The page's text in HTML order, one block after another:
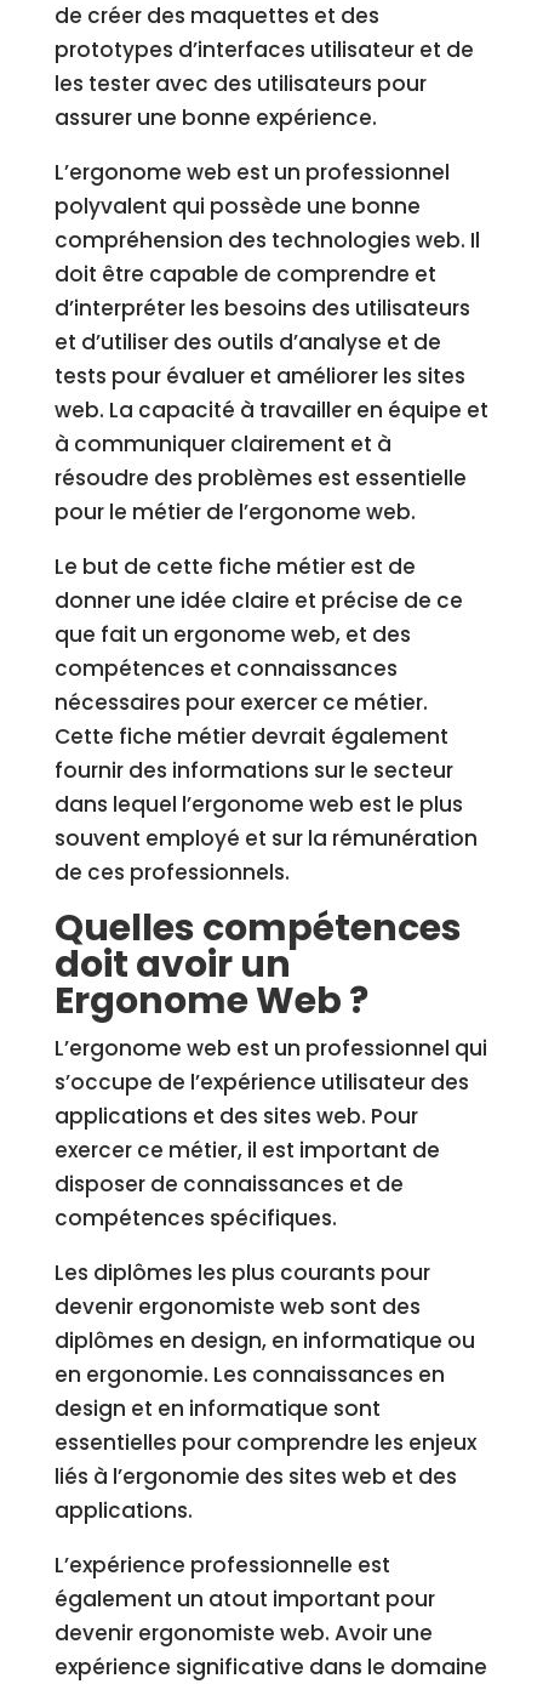
de créer des maquettes et des
prototypes d’interfaces utilisateur et de
les tester avec des utilisateurs pour
assurer une bonne expérience.
L’ergonome web est un professionnel
polyvalent qui possède une bonne
compréhension des technologies web. Il
doit être capable de comprendre et
d’interpréter les besoins des utilisateurs
et d’utiliser des outils d’analyse et de
tests pour évaluer et améliorer les sites
web. La capacité à travailler en équipe et
à communiquer clairement et à
résoudre des problèmes est essentielle
pour le métier de l’ergonome web.
Le but de cette fiche métier est de
donner une idée claire et précise de ce
que fait un ergonome web, et des
compétences et connaissances
nécessaires pour exercer ce métier.
Cette fiche métier devrait également
fournir des informations sur le secteur
dans lequel l’ergonome web est le plus
souvent employé et sur la rémunération
de ces professionnels.
Quelles compétences
doit avoir un
Ergonome Web ?
L’ergonome web est un professionnel qui
s’occupe de l’expérience utilisateur des
applications et des sites web. Pour
exercer ce métier, il est important de
disposer de connaissances et de
compétences spécifiques.
Les diplômes les plus courants pour
devenir ergonomiste web sont des
diplômes en design, en informatique ou
en ergonomie. Les connaissances en
design et en informatique sont
essentielles pour comprendre les enjeux
liés à l’ergonomie des sites web et des
applications.
L’expérience professionnelle est
également un atout important pour
devenir ergonomiste web. Avoir une
expérience significative dans le domaine